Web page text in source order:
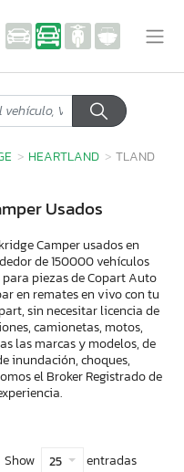
HEARTLAND
TLAND
Usados
Camper usados en
de 150000 vehículos
piezas de Copart Auto
en remates en vivo con tu
sin necesitar licencia de
camionetas, motos,
las marcas y modelos, de
inundación, choques,
el Broker Registrado de
Show 25 entradas